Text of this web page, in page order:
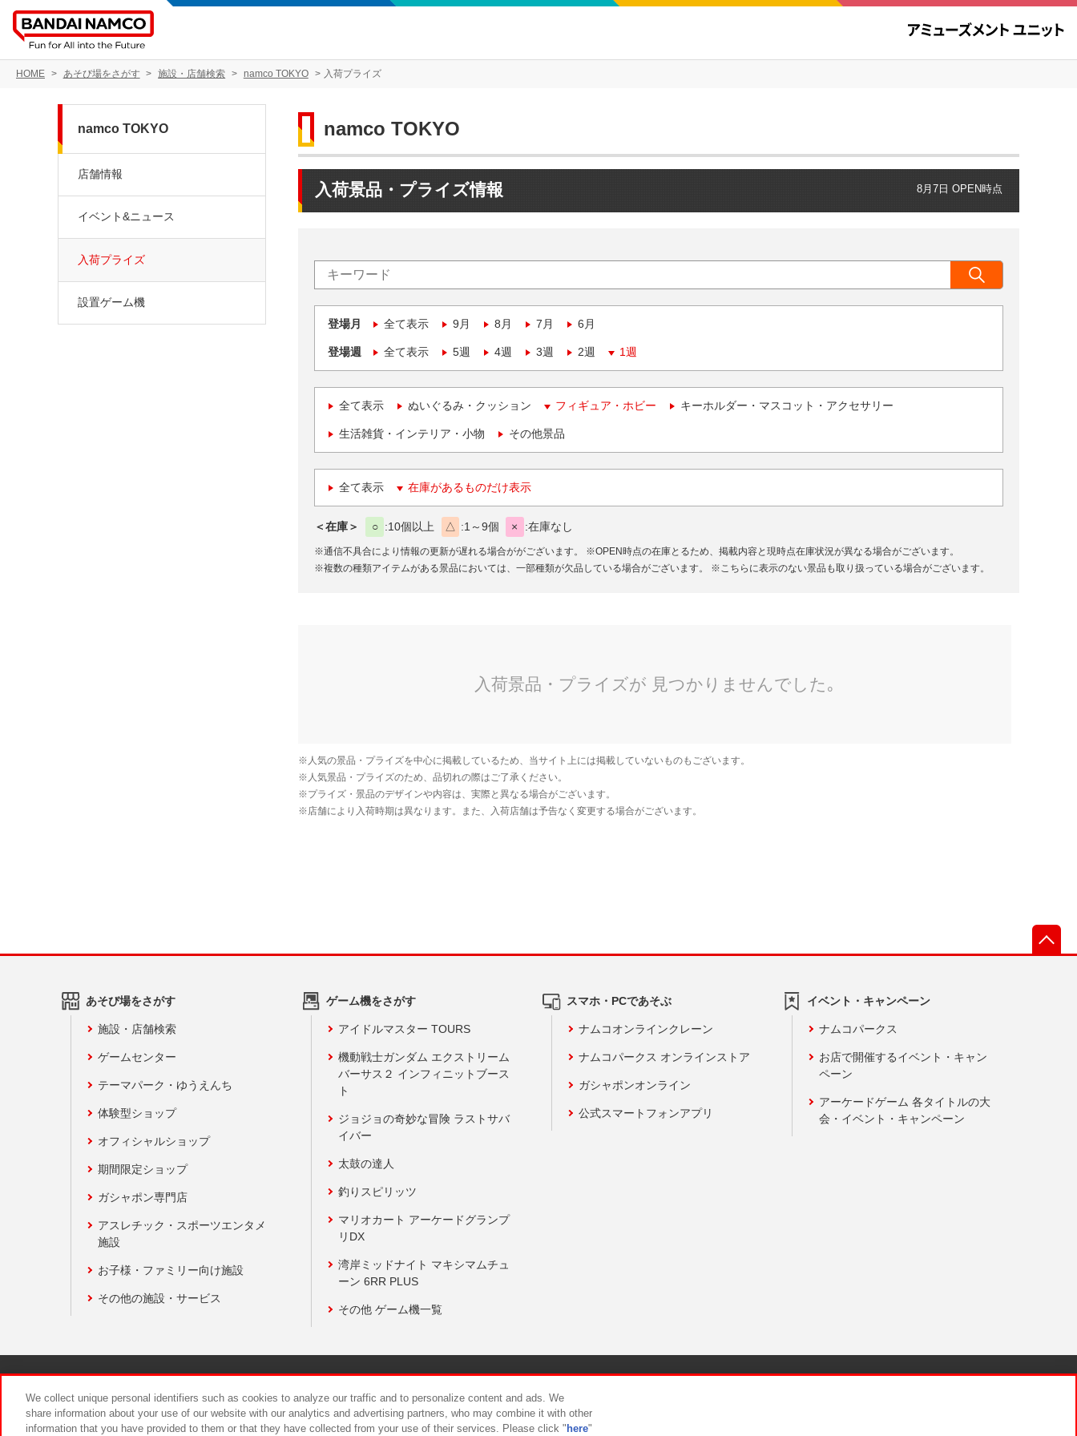
HOME あそび場をさがす 施設・店舗検索 namco TOKYO 入荷プライズ
namco TOKYO
入荷景品・プライズ情報 8月7日 OPEN時点
登場月 全て表示 9月 8月 7月 6月
登場週 全て表示 5週 4週 3週 2週 1週
全て表示 ぬいぐるみ・クッション フィギュア・ホビー キーホルダー・マスコット・アクセサリー
生活雑貨・インテリア・小物 その他景品
全て表示 在庫があるものだけ表示
＜在庫＞ ○ 10個以上 △ 1～9個 × 在庫なし
※通信不具合により情報の更新が遅れる場合ががございます。
※OPEN時点の在庫とるため、掲載内容と現時点在庫状況が異なる場合がございます。
※複数の種類アイテムがある景品においては、一部種類が欠品している場合がございます。
※こちらに表示のない景品も取り扱っている場合がございます。
namco TOKYO
店舗情報
イベント&ニュース
入荷プライズ
設置ゲーム機
あそび場をさがす
施設・店舗検索
ゲームセンター
テーマパーク・ゆうえんち
体験型ショップ
オフィシャルショップ
期間限定ショップ
ガシャポン専門店
アスレチック・スポーツエンタメ
施設
お子様・ファミリー向け施設
その他の施設・サービス
ゲーム機をさがす
アイドルマスター TOURS
機動戦士ガンダム エクストリーム
バーサス２ インフィニットブース
ト
ジョジョの奇妙な冒険 ラストサバ
イバー
太鼓の達人
釣りスピリッツ
マリオカート アーケードグランプ
リDX
湾岸ミッドナイト マキシマムチュ
ーン 6RR PLUS
その他 ゲーム機一覧
スマホ・PCであそぶ
ナムコオンラインクレーン
ナムコパークス オンラインストア
ガシャポンオンライン
公式スマートフォンアプリ
イベント・キャンペーン
ナムコパークス
お店で開催するイベント・キャン
ペーン
アーケードゲーム 各タイトルの大
会・イベント・キャンペーン
食品のご提供について カスタマーハラスメント対応方針
We collect unique personal identifiers such as cookies to analyze our traffic and to personalize content and ads. We
share information about your use of our website with our analytics and advertising partners, who may combine it with other
information that you have provided to them or that they have collected from your use of their services. Please click " here"